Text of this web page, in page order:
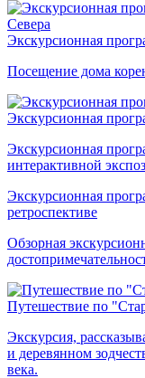
Экскурсионная
Посещение дома
Экскурсионная
Экскурсионная
интерактивной
Экскурсионная
ретроспективе
Обзорная
Путешествие по
Экскурсия,
и деревянном
века.